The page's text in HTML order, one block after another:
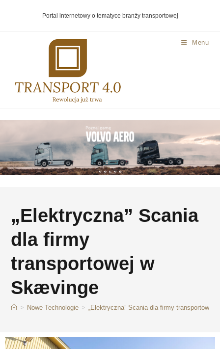
Portal internetowy o tematyce branży transportowej
Menu
„Elektryczna” Scania
dla firmy
transportowej w
Skævinge
> Nowe Technologie > „Elektryczna” Scania dla firmy transportowej